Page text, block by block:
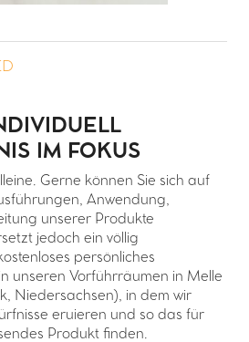
IM FOKUS
Gerne können Sie sich auf
Anwendung,
unserer Produkte
jedoch ein völlig
persönliches
unseren Vorführräumen in Melle
Niedersachsen), in dem wir
eruieren und so das für
Produkt finden.